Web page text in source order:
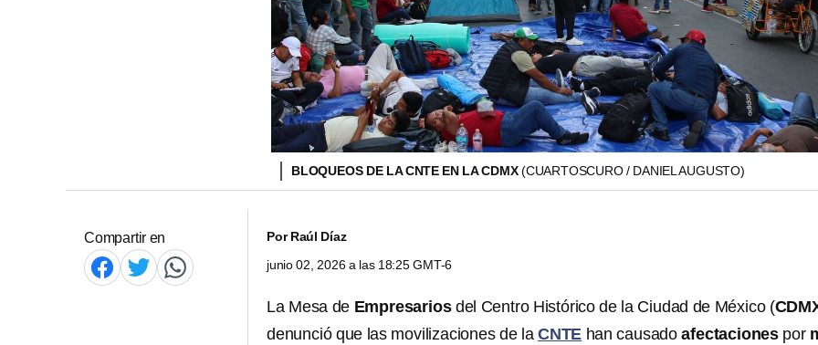
BLOQUEOS DE LA CNTE EN LA CDMX(CUARTOSCURO / DANIEL AUGUSTO)
Compartir en PorRaúl Díaz
junio 02, 2026 a las 18:25 GMT-6
La Mesa de Empresariosdel Centro Histórico de la Ciudad de México (
denunció que las movilizaciones de la CNTE han causadoafectaciones por